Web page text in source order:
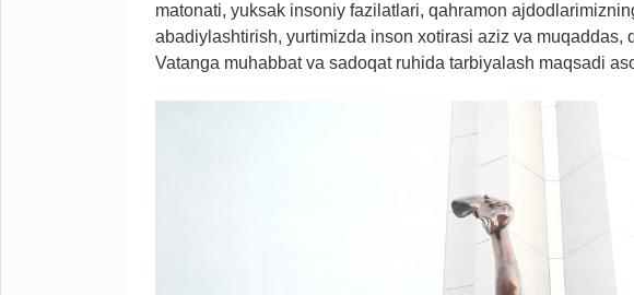
matonati, yuksak insoniy fazilatlari, qahramon
abadiylashtirish, yurtimizda inson xotirasi aziz va muqaddas,
Vatanga muhabbat va sadoqat ruhida tarbiyalash maqsadi